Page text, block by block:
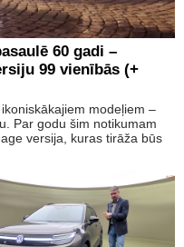
60 gadi –
99 vienībās (+
modeļiem –
Par godu šim notikumam
versija, kuras tirāža būs